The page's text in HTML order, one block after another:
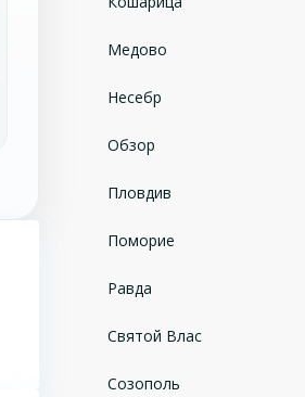
Медово
Несебр
Обзор
Пловдив
Поморие
Равда
Святой Влас
Созополь